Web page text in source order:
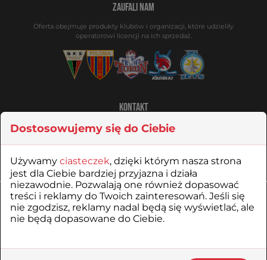
ZAUFALI NAM
Oferta obejmuje produkty klubów i organizacji, które udzieliły
operatorowi licencji na ich sprzedaż.
KONTAKT
32 727 51 00
SKLEP@SPORTREBEL.PL
OPERATOR SKLEPU
Dostosowujemy się do Ciebie
Używamy ciasteczek, dzięki którym nasza strona
jest dla Ciebie bardziej przyjazna i działa
niezawodnie. Pozwalają one również dopasować
treści i reklamy do Twoich zainteresowań. Jeśli się
nie zgodzisz, reklamy nadal będą się wyświetlać, ale
nie będą dopasowane do Ciebie.